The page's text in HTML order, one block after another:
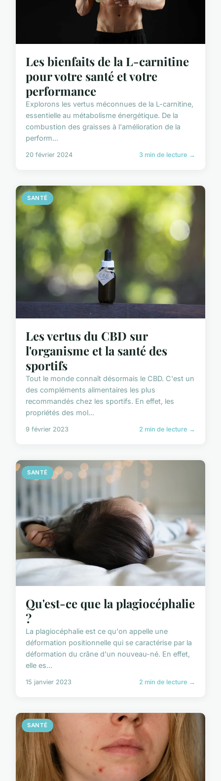
Les bienfaits de la L-carnitine
pour votre santé et votre
performance
Explorons les vertus méconnues de la L-carnitine,
essentielle au métabolisme énergétique. De la
combustion des graisses à l'amélioration de la
perform...
20 février 2024 3 min de lecture →
SANTÉ
Les vertus du CBD sur
l'organisme et la santé des
sportifs
Tout le monde connaît désormais le CBD. C'est un
des compléments alimentaires les plus
recommandés chez les sportifs. En effet, les
propriétés des mol...
9 février 2023 2 min de lecture →
SANTÉ
Qu'est-ce que la plagiocéphalie
?
La plagiocéphalie est ce qu'on appelle une
déformation positionnelle qui se caractérise par la
déformation du crâne d'un nouveau-né. En effet,
elle es...
15 janvier 2023 2 min de lecture →
SANTÉ